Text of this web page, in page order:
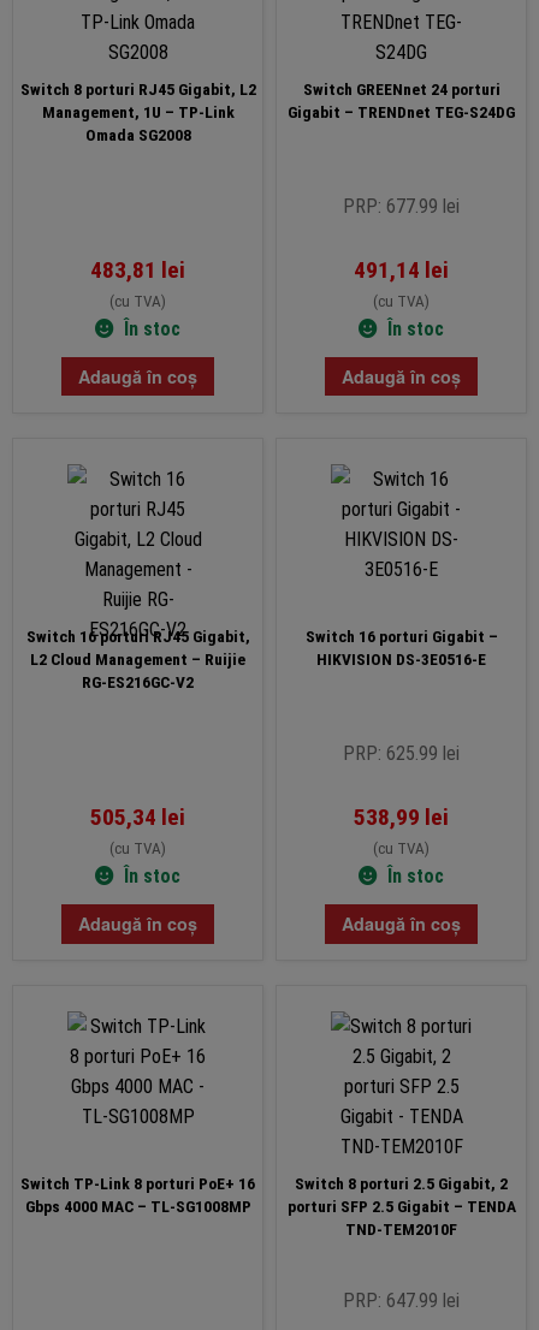
Switch 8 porturi RJ45 Gigabit, L2
Management, 1U – TP-Link
Omada SG2008
483,81 lei
(cu TVA)
În stoc
Adaugă în coș
Switch GREENnet 24 porturi
Gigabit – TRENDnet TEG-S24DG
PRP: 677.99 lei
491,14 lei
(cu TVA)
În stoc
Adaugă în coș
Switch 16 porturi RJ45 Gigabit,
L2 Cloud Management – Ruijie
RG-ES216GC-V2
505,34 lei
(cu TVA)
În stoc
Adaugă în coș
Switch 16 porturi Gigabit –
HIKVISION DS-3E0516-E
PRP: 625.99 lei
538,99 lei
(cu TVA)
În stoc
Adaugă în coș
Switch TP-Link 8 porturi PoE+ 16
Gbps 4000 MAC – TL-SG1008MP
Switch 8 porturi 2.5 Gigabit, 2
porturi SFP 2.5 Gigabit – TENDA
TND-TEM2010F
PRP: 647.99 lei